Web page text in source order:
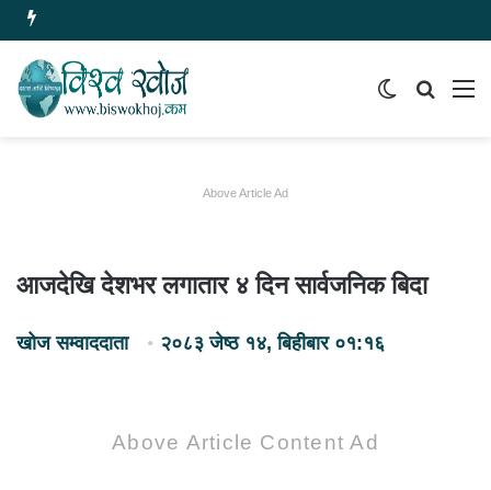
समाचार
Switch
Above Article Ad
आजदेखि देशभर लगातार ४ दिन सार्वजनिक बिदा
खोज सम्वाददाता २०८३ जेष्ठ १४, बिहीबार ०१:१६
Above Article Content Ad